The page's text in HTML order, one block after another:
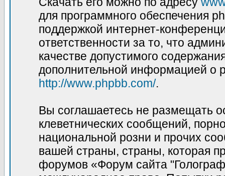
для программного обеспечения
поддержкой интернет-
ответственности за то, что
качестве допустимого
дополнительной информацией о
http://www.phpbb.com/.
Вы соглашаетесь не размещать
клеветнических сообщений,
национальной розни и прочих
вашей страны, страны, которая
форумов «Форум сайта